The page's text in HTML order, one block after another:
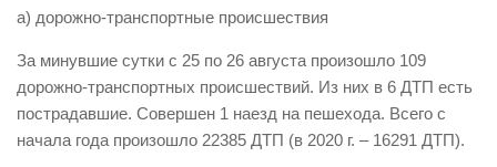
Памятки населению
Как стать спасателем
Уголок гражданской обороны
Пресс-центр
а) дорожно-транспортные происшествия
За минувшие сутки с 25 по 26 августа произошло 109
дорожно-транспортных происшествий. Из них в 6 ДТП есть
пострадавшие. Совершен 1 наезд на пешехода. Всего с
начала года произошло 22385 ДТП (в 2020 г. – 16291 ДТП).